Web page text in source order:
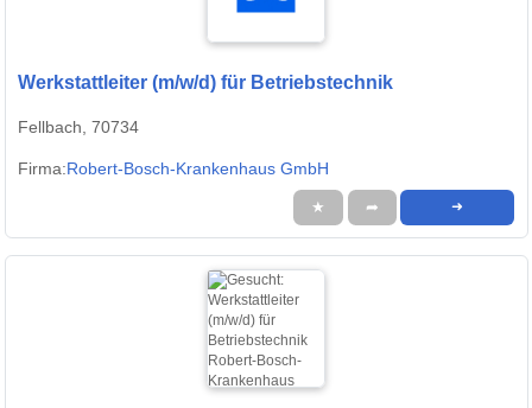
Werkstattleiter (m/w/d) für Betriebstechnik
Fellbach, 70734
Firma:Robert-Bosch-Krankenhaus GmbH
★ ➦ ➜